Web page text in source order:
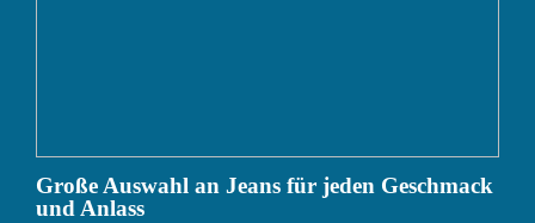
Große Auswahl an Jeans für jeden Geschmack
und Anlass